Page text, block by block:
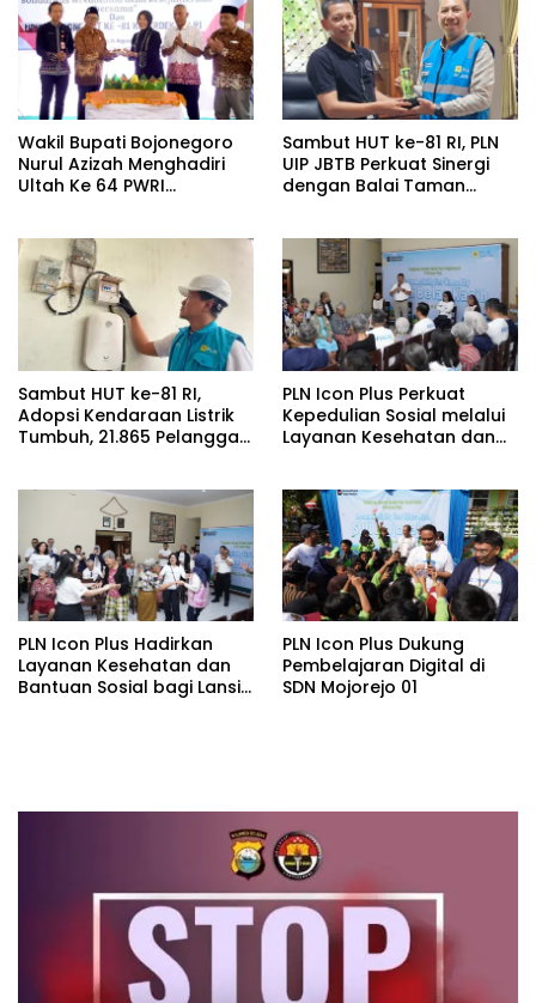
Wakil Bupati Bojonegoro
Nurul Azizah Menghadiri
Ultah Ke 64 PWRI
Sambut HUT ke-81 RI, PLN
UIP JBTB Perkuat Sinergi
dengan Balai Taman
SUTET 500 kV Paiton–
Watudodol/Kalipuro
Sambut HUT ke-81 RI,
Adopsi Kendaraan Listrik
Tumbuh, 21.865 Pelanggan
pada Semester I 2026
PLN Icon Plus Perkuat
Kepedulian Sosial melalui
Layanan Kesehatan dan
PLN Icon Plus Hadirkan
Layanan Kesehatan dan
Bantuan Sosial bagi Lansia
PLN Icon Plus Dukung
Pembelajaran Digital di
SDN Mojorejo 01